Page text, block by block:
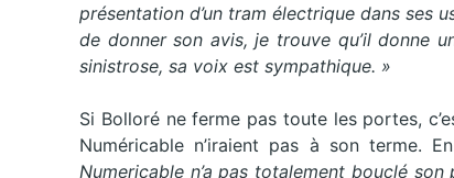
présentation d’un tram électrique dans ses
de donner son avis, je trouve qu’il donne
sinistrose, sa voix est sympathique. »
Si Bolloré ne ferme pas toute les portes,
Numéricable n’iraient pas à son terme.
Numericable n’a pas totalement bouclé